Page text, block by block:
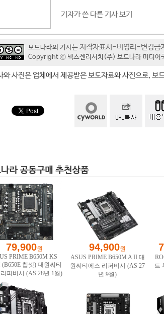
기자가 쓴 다른 기사 보기
보드나라의 기사는 저작자표시-비영리-변경금
Copyright ⓒ 넥스젠리서치(주) 보드나라 미디어
와 사진은 업체에서 제공받은 보도자료와 사진으로, 보